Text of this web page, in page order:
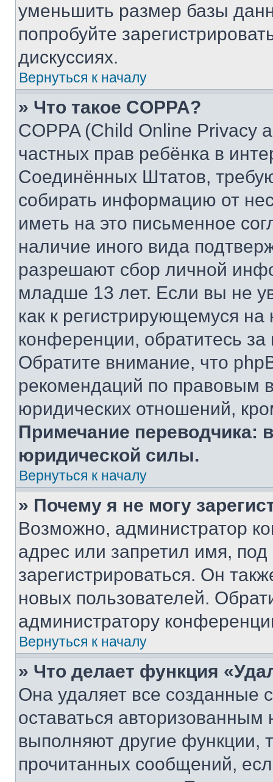
уменьшить размер базы
попробуйте
дискуссиях.
Вернуться к началу
» Что такое COPPA?
COPPA (Child Online Privacy
частных прав ребёнка в
Соединённых Штатов,
собирать информацию от
иметь на это письменное
наличие иного вида
разрешают сбор личной
младше 13 лет. Если вы не
как к регистрирующемуся
конференции, обратитесь
Обратите внимание, что
рекомендаций по правовым
юридических отношений,
Примечание переводчика:
юридической силы.
Вернуться к началу
» Почему я не могу
Возможно, администратор
адрес или запретил имя,
зарегистрироваться. Он
новых пользователей.
администратору
Вернуться к началу
» Что делает функция
Она удаляет все созданные
оставаться
выполняют другие функции,
прочитанных сообщений,